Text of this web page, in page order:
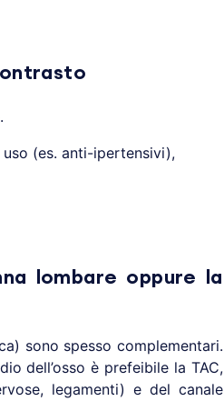
uso (es. anti-ipertensivi),
lombare oppure la
sono spesso complementari.
dell’osso è prefeibile la TAC,
legamenti) e del canale